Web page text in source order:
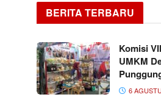
BERITA TERBARU
Komisi
UMKM
6